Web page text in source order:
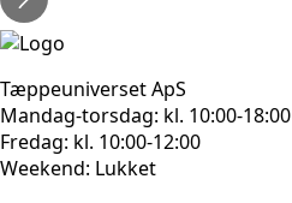
Tæppeuniverset ApS
Mandag-torsdag: kl. 10:00-18:00
Fredag: kl. 10:00-12:00
Weekend: Lukket